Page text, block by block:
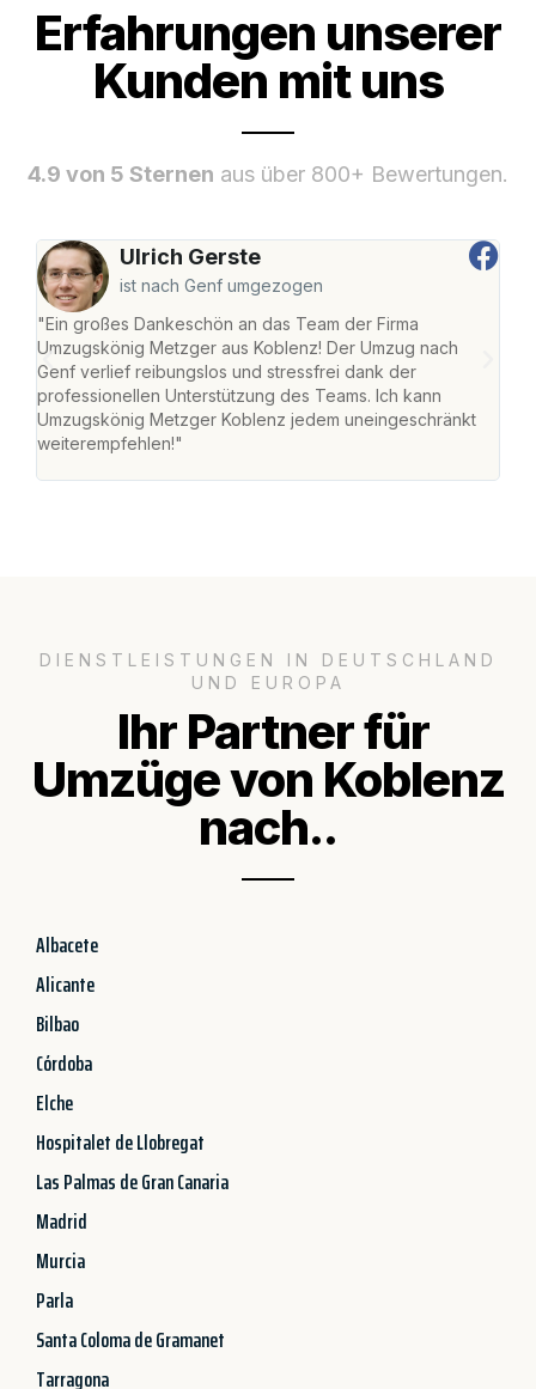
Erfahrungen unserer
Kunden mit uns
4.9 von 5 Sternen aus über 800+ Bewertungen.
Ulrich Gerste
ist nach Genf umgezogen
"Ein großes Dankeschön an das Team der Firma
Umzugskönig Metzger aus Koblenz! Der Umzug nach
Genf verlief reibungslos und stressfrei dank der
professionellen Unterstützung des Teams. Ich kann
Umzugskönig Metzger Koblenz jedem uneingeschränkt
weiterempfehlen!"
DIENSTLEISTUNGEN IN DEUTSCHLAND
UND EUROPA
Ihr Partner für
Umzüge von Koblenz
nach..
Albacete
Alicante
Bilbao
Córdoba
Elche
Hospitalet de Llobregat
Las Palmas de Gran Canaria
Madrid
Murcia
Parla
Santa Coloma de Gramanet
Tarragona